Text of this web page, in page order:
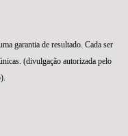
garantia de resultado. Cada ser
(divulgação autorizada pelo